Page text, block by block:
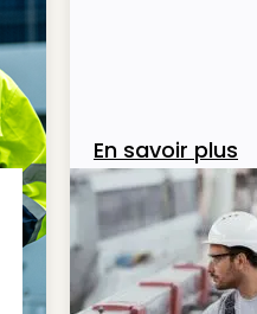
En savoir plus